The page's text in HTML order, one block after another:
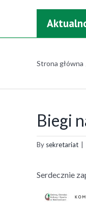
Strona główna
Biegi
By sekretariat
Serdecznie